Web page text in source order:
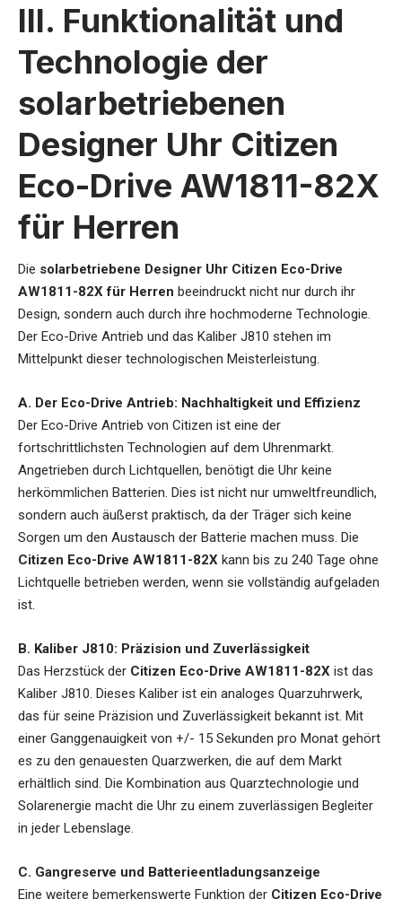
III. Funktionalität und
Technologie der
solarbetriebenen
Designer Uhr Citizen
Eco-Drive AW1811-82X
für Herren
Die solarbetriebene Designer Uhr Citizen Eco-Drive
AW1811-82X für Herren beeindruckt nicht nur durch ihr
Design, sondern auch durch ihre hochmoderne Technologie.
Der Eco-Drive Antrieb und das Kaliber J810 stehen im
Mittelpunkt dieser technologischen Meisterleistung.
A. Der Eco-Drive Antrieb: Nachhaltigkeit und Effizienz
Der Eco-Drive Antrieb von Citizen ist eine der
fortschrittlichsten Technologien auf dem Uhrenmarkt.
Angetrieben durch Lichtquellen, benötigt die Uhr keine
herkömmlichen Batterien. Dies ist nicht nur umweltfreundlich,
sondern auch äußerst praktisch, da der Träger sich keine
Sorgen um den Austausch der Batterie machen muss. Die
Citizen Eco-Drive AW1811-82X kann bis zu 240 Tage ohne
Lichtquelle betrieben werden, wenn sie vollständig aufgeladen
ist.
B. Kaliber J810: Präzision und Zuverlässigkeit
Das Herzstück der Citizen Eco-Drive AW1811-82X ist das
Kaliber J810. Dieses Kaliber ist ein analoges Quarzuhrwerk,
das für seine Präzision und Zuverlässigkeit bekannt ist. Mit
einer Ganggenauigkeit von +/- 15 Sekunden pro Monat gehört
es zu den genauesten Quarzwerken, die auf dem Markt
erhältlich sind. Die Kombination aus Quarztechnologie und
Solarenergie macht die Uhr zu einem zuverlässigen Begleiter
in jeder Lebenslage.
C. Gangreserve und Batterieentladungsanzeige
Eine weitere bemerkenswerte Funktion der Citizen Eco-Drive